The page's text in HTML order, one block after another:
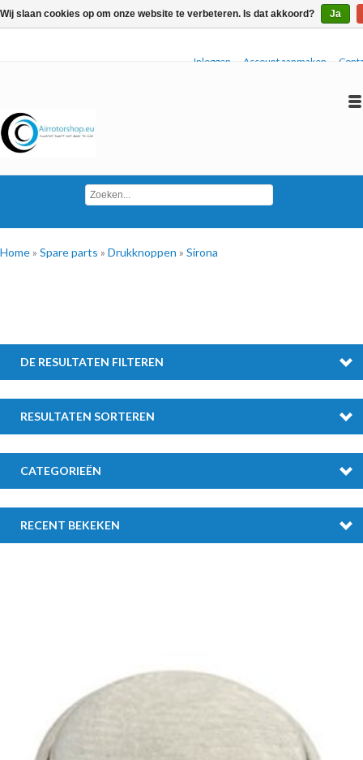
Inloggen Account aanmaken
Home» Spare parts » Drukknoppen » Sirona
DE RESULTATEN FILTEREN
RESULTATEN SORTEREN
CATEGORIEËN
RECENT BEKEKEN
Wij slaan cookies op om onze website te verbeteren. Is dat akkoord? Ja